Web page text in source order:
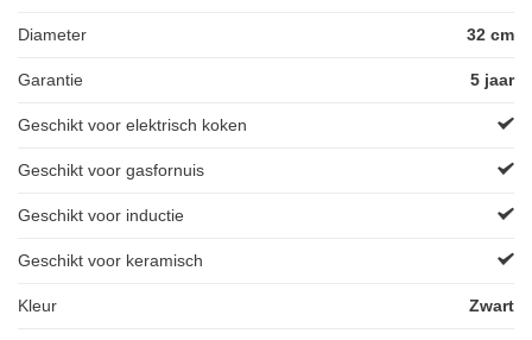
Diameter 32 cm
Garantie 5 jaar
Geschikt voor elektrisch koken
Geschikt voor gasfornuis
Geschikt voor inductie
Geschikt voor keramisch
Kleur Zwart